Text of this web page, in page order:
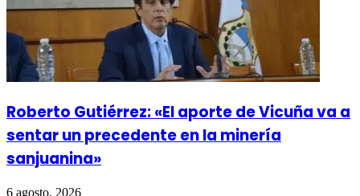
Roberto Gutiérrez: «El aporte de Vicuña va a
sentar un precedente en la minería
sanjuanina»
6 agosto, 2026